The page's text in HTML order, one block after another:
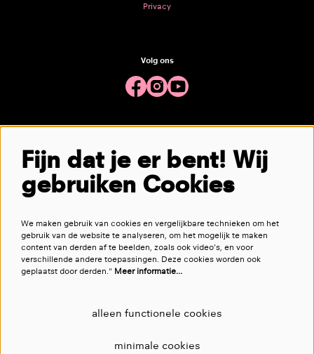
Privacy
Volg ons
Meld je aan voor de nieuwsbrief
aanmelden
Deze site wordt beschermd door reCAPTCHA, dataverwerking gebeurt in overeenstemming met de
Cloud Data Processing
Addendumvan Google.
Fijn dat je er bent! Wij
gebruiken Cookies
We maken gebruik van cookies en vergelijkbare technieken om het
gebruik van de website te analyseren, om het mogelijk te maken
content van derden af te beelden, zoals ook video’s, en voor
verschillende andere toepassingen. Deze cookies worden ook
geplaatst door derden." Meer informatie…
alleen functionele cookies
minimale cookies